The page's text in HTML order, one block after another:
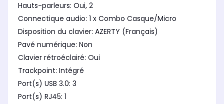
Hauts-parleurs: Oui, 2
Connectique audio: 1 x Combo Casque/Micro
Disposition du clavier: AZERTY (Français)
Pavé numérique: Non
Clavier rétroéclairé: Oui
Trackpoint: Intégré
Port(s) USB 3.0: 3
Port(s) RJ45: 1